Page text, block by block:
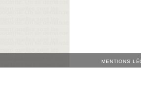
MENTIONS